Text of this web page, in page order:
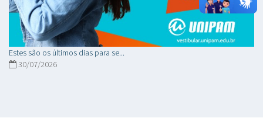
Estes são os últimos dias para se...
30/07/2026